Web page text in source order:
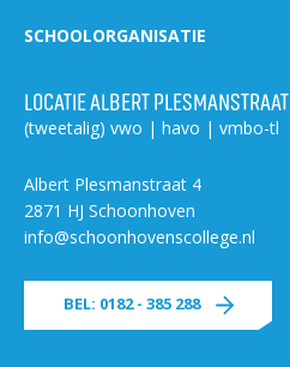
SCHOOLORGANISATIE
LOCATIE ALBERT PLESMANSTRAAT
(tweetalig) vwo | havo | vmbo-tl
Albert Plesmanstraat 4
2871 HJ Schoonhoven
info@schoonhovenscollege.nl
BEL: 0182 - 385 288